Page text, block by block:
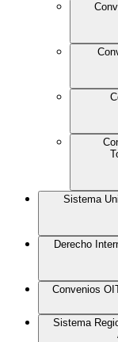
Sistema
Derecho
Convenios
Sistema